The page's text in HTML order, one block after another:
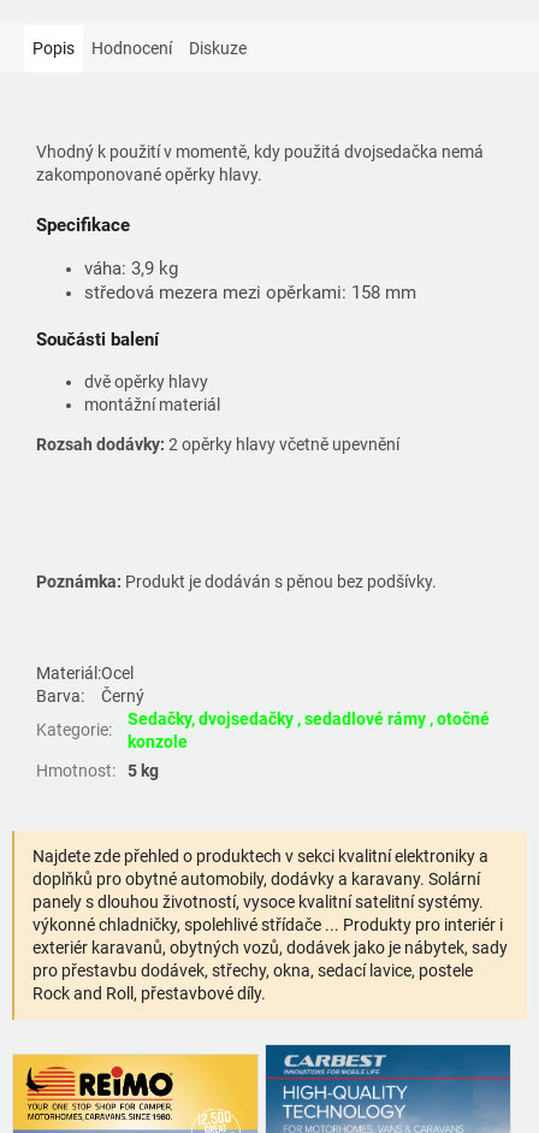
Popis Hodnocení Diskuze
Vhodný k použití v momentě, kdy použitá dvojsedačka nemá
zakomponované opěrky hlavy.
Specifikace
váha: 3,9 kg
středová mezera mezi opěrkami: 158 mm
Součásti balení
dvě opěrky hlavy
montážní materiál
Rozsah dodávky: 2 opěrky hlavy včetně upevnění
Poznámka: Produkt je dodáván s pěnou bez podšívky.
Materiál:Ocel
Barva:
Černý
Kategorie:
Sedačky, dvojsedačky , sedadlové rámy , otočné
konzole
Hmotnost: 5 kg
Najdete zde přehled o produktech v sekci kvalitní elektroniky a
doplňků pro obytné automobily, dodávky a karavany. Solární
panely s dlouhou životností, vysoce kvalitní satelitní systémy.
výkonné chladničky, spolehlivé střídače ... Produkty pro interiér i
exteriér karavanů, obytných vozů, dodávek jako je nábytek, sady
pro přestavbu dodávek, střechy, okna, sedací lavice, postele
Rock and Roll, přestavbové díly.